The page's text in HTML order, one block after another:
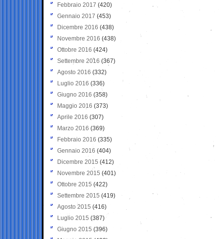
Febbraio 2017 (420)
Gennaio 2017 (453)
Dicembre 2016 (438)
Novembre 2016 (438)
Ottobre 2016 (424)
Settembre 2016 (367)
Agosto 2016 (332)
Luglio 2016 (336)
Giugno 2016 (358)
Maggio 2016 (373)
Aprile 2016 (307)
Marzo 2016 (369)
Febbraio 2016 (335)
Gennaio 2016 (404)
Dicembre 2015 (412)
Novembre 2015 (401)
Ottobre 2015 (422)
Settembre 2015 (419)
Agosto 2015 (416)
Luglio 2015 (387)
Giugno 2015 (396)